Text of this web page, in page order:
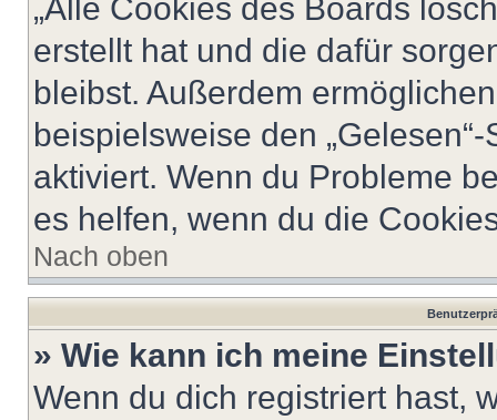
„Alle Cookies des Boards
erstellt hat und die dafür
bleibst. Außerdem
beispielsweise den
aktiviert. Wenn du Probleme
es helfen, wenn du die
Nach oben
» Wie kann ich meine
Wenn du dich registriert hast,